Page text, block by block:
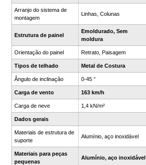
Arranjo do sistema de
montagem
Linhas, Colunas
Estrutura de painel
Emoldurado, Sem
moldura
Orientação do painel Retrato, Paisagem
Tipos de telhado Metal de Costura
Ângulo de inclinação 0-45 °
Carga de vento 163 km/h
Carga de neve 1,4 kN/m²
Dados gerais
Materiais de estrutura de
suporte
Alumínio, aço inoxidável
Materiais para peças
pequenas
Alumínio, aço inoxidável